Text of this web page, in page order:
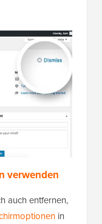
verwenden
auch entfernen,
in